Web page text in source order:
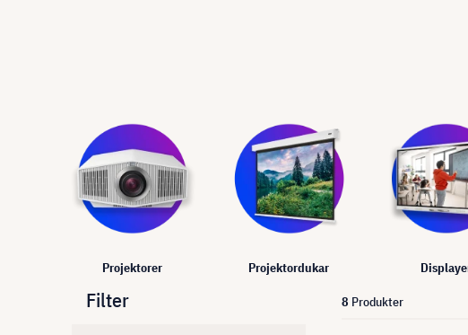
Projektorer Projektordukar
Filter 8 Produkter